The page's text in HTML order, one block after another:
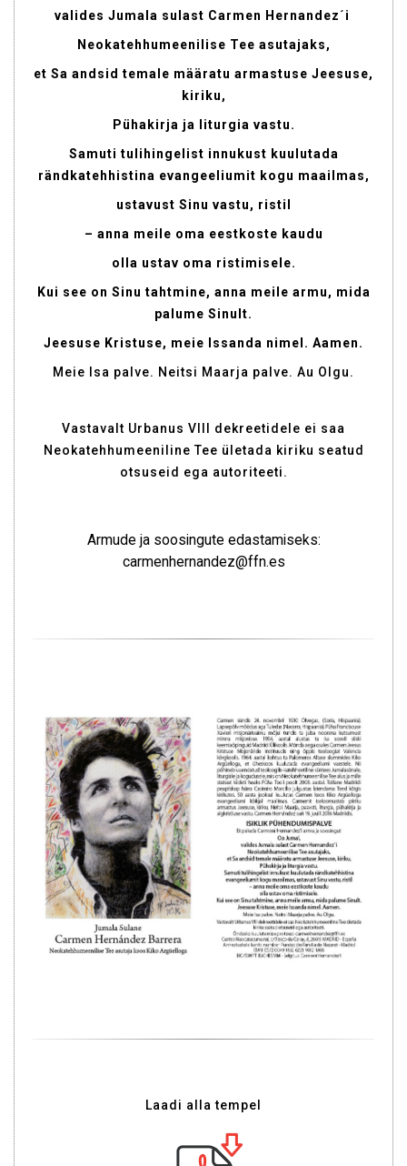
valides Jumala sulast Carmen Hernandez´i
Neokatehhumeenilise Tee asutajaks,
et Sa andsid temale määratu armastuse Jeesuse,
kiriku,
Pühakirja ja liturgia vastu.
Samuti tulihingelist innukust kuulutada
rändkatehhistina evangeeliumit kogu maailmas,
ustavust Sinu vastu, ristil
– anna meile oma eestkoste kaudu
olla ustav oma ristimisele.
Kui see on Sinu tahtmine, anna meile armu, mida
palume Sinult.
Jeesuse Kristuse, meie Issanda nimel. Aamen.
Meie Isa palve. Neitsi Maarja palve. Au Olgu.
Vastavalt Urbanus VIII dekreetidele ei saa
Neokatehhumeeniline Tee ületada kiriku seatud
otsuseid ega autoriteeti.
Armude ja soosingute edastamiseks:
carmenhernandez@ffn.es
Laadi alla tempel